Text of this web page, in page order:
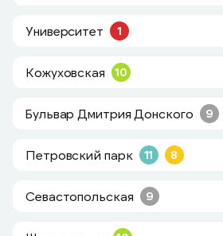
Университет 1
Кожуховская 10
Бульвар Дмитрия Донского 9
Петровский парк 11 8
Севастопольская 9